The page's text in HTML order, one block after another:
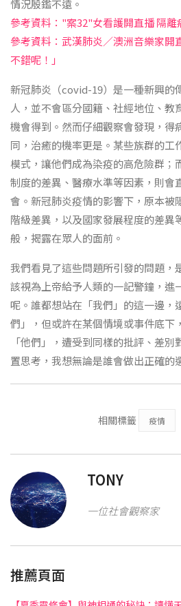
情況殷鑑不遠。
參考資料："案32"女看護開直播 隔離
參考資料：武漢肺炎／澳洲音樂家開
不錯呢！」
新冠肺炎（covid-19）是一種新興的
人，並不會區分國籍、社經地位、教
機會得到。然而仔細觀察會發現，得
同，治癒的機率更是。某些族群的工
模式，讓他們成為染疫的高危險群；
制度的差異、醫療水準等因素，則會
會。新冠肺炎疫情的影響下，原本被
階級差異，以及國家發展程度的差異
般，揭露在眾人的面前。
我們看見了這些問題所引發的問題，
該視為上帝給予人類的一記警鐘，進
呢。誰都想站在「我們」的這一邊，
們」，但或許在某個情境或事件底下
「他們」，遭受到同樣的批評、差
置思考，我想無論是誰會做出正確的
相關標籤 疫情
TONY
一位社會觀察家
推薦頁面